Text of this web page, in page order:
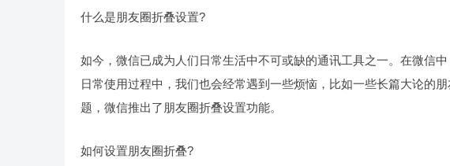
什么是朋友圈折叠设置?
如今，微信已成为人们日常生活中不可或缺的通讯工具之一。在微信
日常使用过程中，我们也会经常遇到一些烦恼，比如一些长篇大论的
题，微信推出了朋友圈折叠设置功能。
如何设置朋友圈折叠?